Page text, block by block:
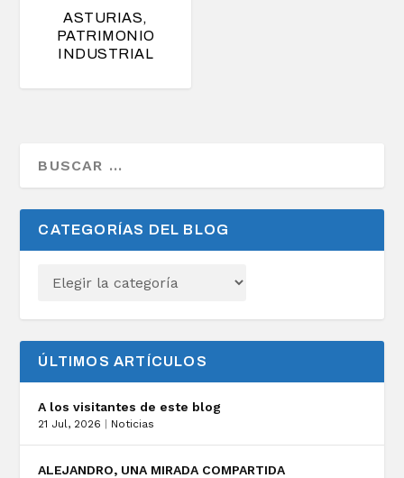
ASTURIAS,
PATRIMONIO
INDUSTRIAL
CATEGORÍAS DEL BLOG
ÚLTIMOS ARTÍCULOS
A los visitantes de este blog
21 Jul, 2026 Noticias
ALEJANDRO, UNA MIRADA COMPARTIDA